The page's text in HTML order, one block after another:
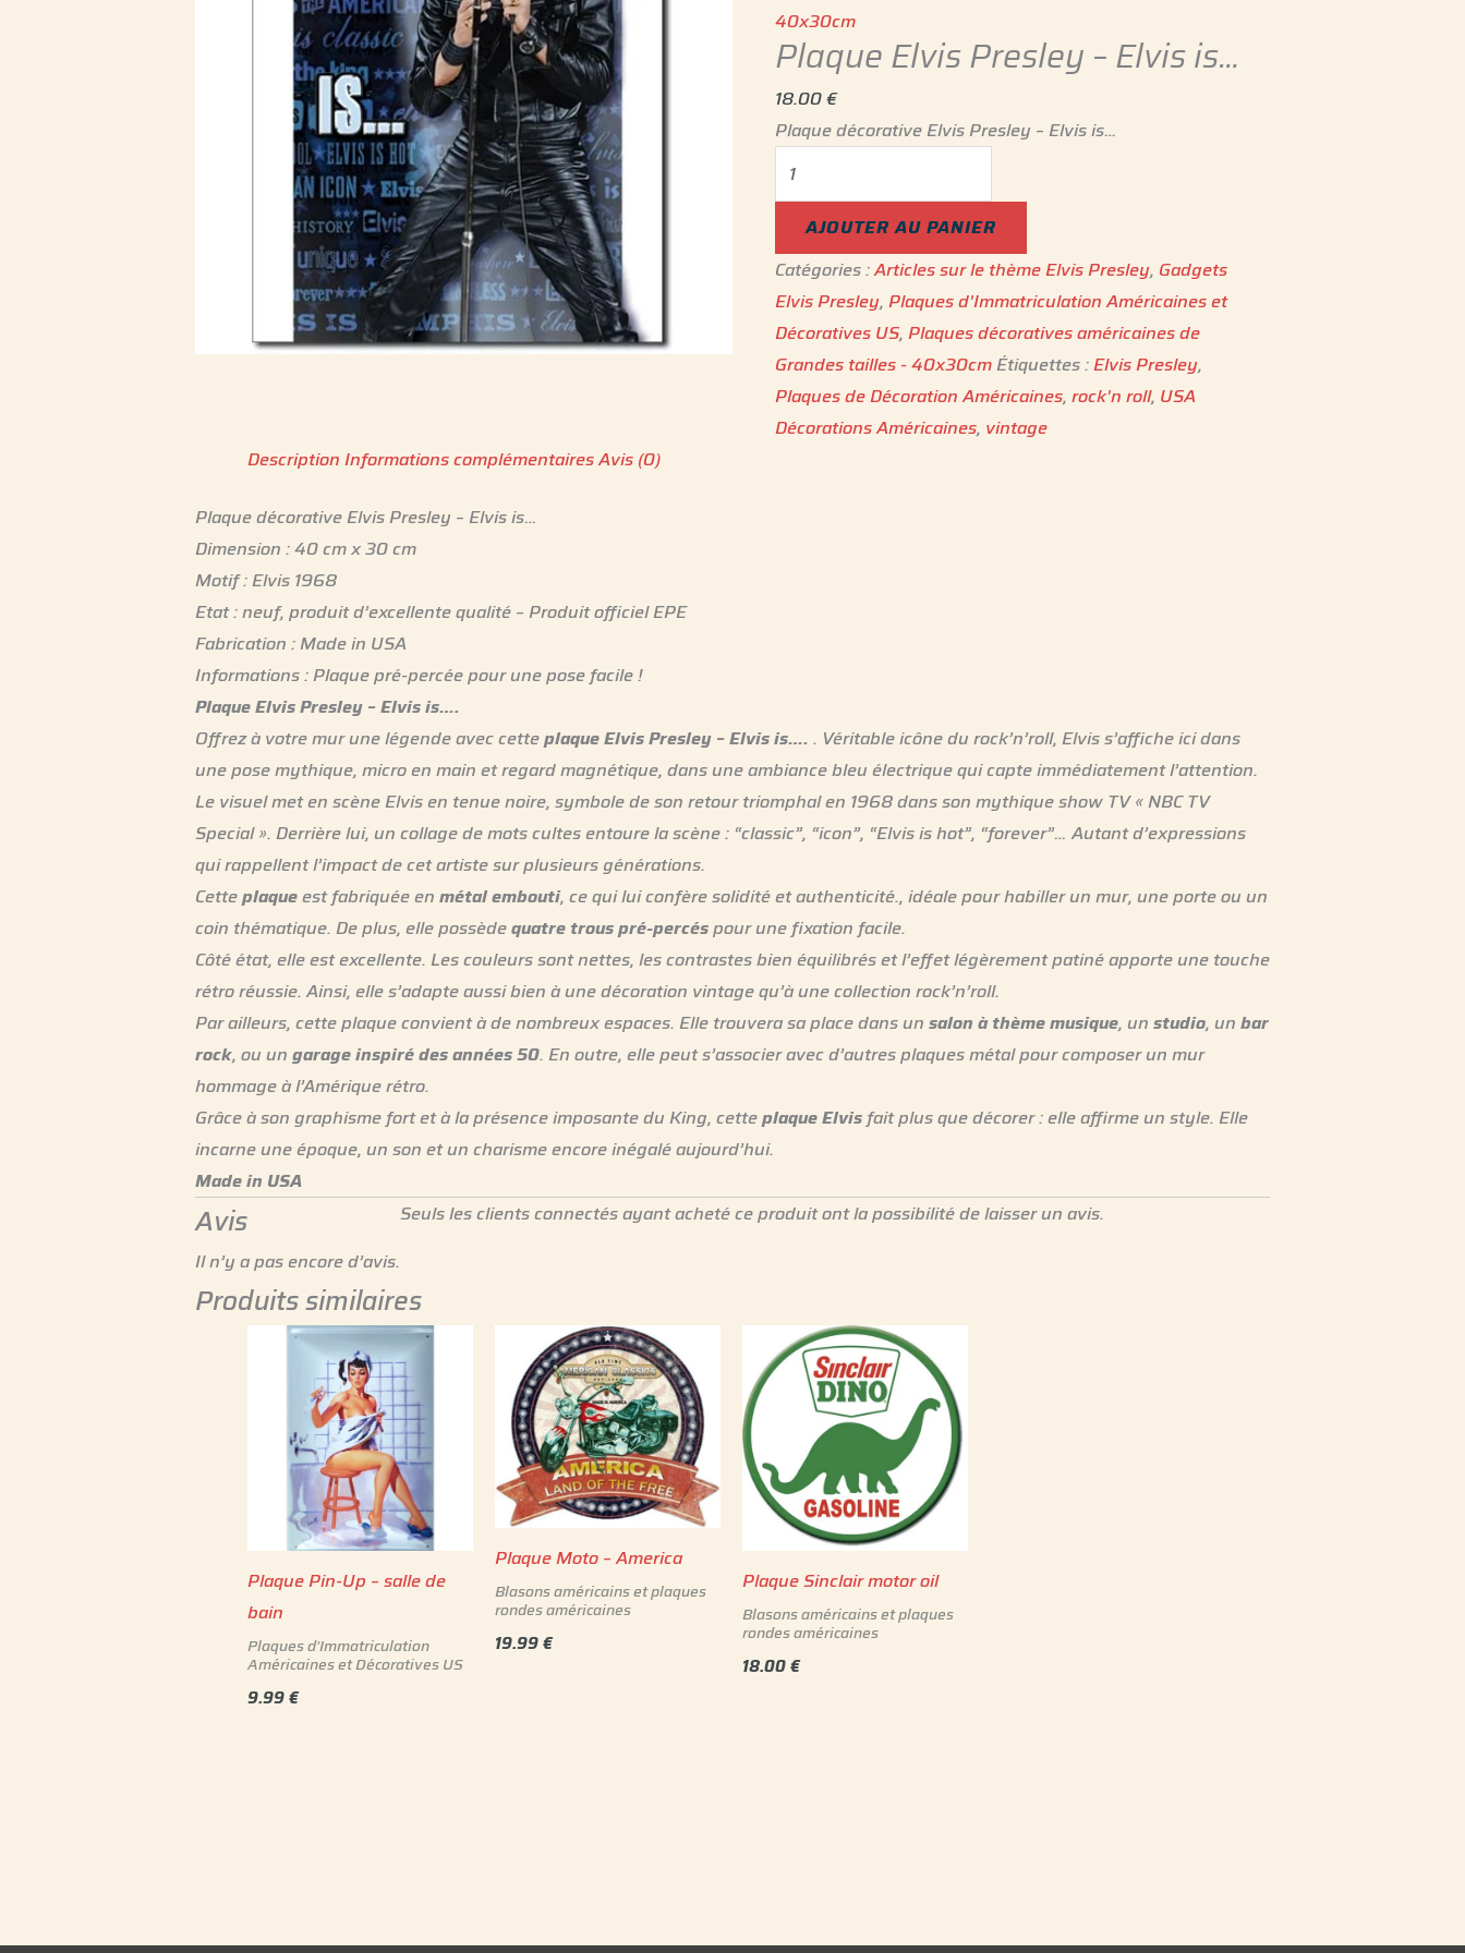
40x30cm
Plaque Elvis Presley – Elvis is…
18.00€
Plaque décorative Elvis Presley – Elvis is…
AJOUTER AU PANIER
Catégories :Articles sur le thème Elvis Presley, Gadgets
Elvis Presley,Plaques d'Immatriculation Américaines et
Décoratives US,Plaques décoratives américaines de
Grandes tailles - 40x30cmÉtiquettes :Elvis Presley,
Plaques de Décoration Américaines,rock'n roll, USA
Décorations Américaines, vintage
Description Informations complémentairesAvis (0)
Plaque décorative Elvis Presley – Elvis is…
Dimension : 40 cm x 30 cm
Motif : Elvis 1968
Etat : neuf, produit d’excellente qualité – Produit officiel EPE
Fabrication : Made in USA
Informations : Plaque pré-percée pour une pose facile !
Plaque Elvis Presley – Elvis is….
Offrez à votre mur une légende avec cetteplaque Elvis Presley – Elvis is…. . Véritable icône du rock’n’roll, Elvis s’affiche ici dans
une pose mythique, micro en main et regard magnétique, dans une ambiance bleu électrique qui capte immédiatement l’attention.
Le visuel met en scène Elvis en tenue noire, symbole de son retour triomphal en 1968 dans son mythique show TV « NBC TV
Special ». Derrière lui, un collage de mots cultes entoure la scène : “classic”, “icon”, “Elvis is hot”, “forever”… Autant d’expressions
qui rappellent l’impact de cet artiste sur plusieurs générations.
Cetteplaqueest fabriquée en métal embouti, ce qui lui confère solidité et authenticité., idéale pour habiller un mur, une porte ou un
coin thématique. De plus, elle possèdequatre trous pré-percéspour une fixation facile.
Côté état, elle est excellente. Les couleurs sont nettes, les contrastes bien équilibrés et l’effet légèrement patiné apporte une touche
rétro réussie. Ainsi, elle s’adapte aussi bien à une décoration vintage qu’à une collection rock’n’roll.
Par ailleurs, cette plaque convient à de nombreux espaces. Elle trouvera sa place dans un salon à thème musique, un studio, un bar
rock, ou un garage inspiré des années 50. En outre, elle peut s’associer avec d’autres plaques métal pour composer un mur
hommage à l’Amérique rétro.
Grâce à son graphisme fort et à la présence imposante du King, cetteplaque Elvisfait plus que décorer : elle affirme un style. Elle
incarne une époque, un son et un charisme encore inégalé aujourd’hui.
Made in USA
Avis
Il n’y a pas encore d’avis.
Seuls les clients connectés ayant acheté ce produit ont la possibilité de laisser un avis.
Produits similaires
Plaque Pin-Up – salle de
bain
Plaques d'Immatriculation
Américaines et Décoratives US
9.99€
Plaque Moto – America
Blasons américains et plaques
rondes américaines
19.99€
Plaque Sinclair motor oil
Blasons américains et plaques
rondes américaines
18.00€